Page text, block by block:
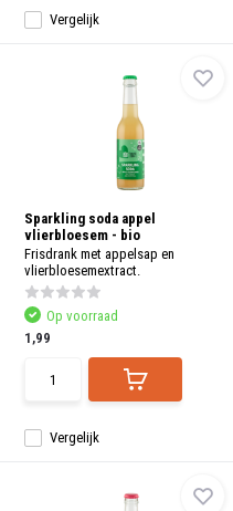
Vergelijk
Sparkling soda appel
vlierbloesem - bio
Frisdrank met appelsap en
vlierbloesemextract.
Vergelijk
Op voorraad
1,99